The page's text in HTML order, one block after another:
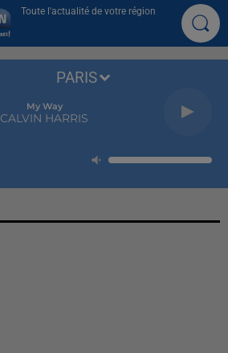
Toute l'actualité de votre région
My Way
CALVIN HARRIS
PARIS